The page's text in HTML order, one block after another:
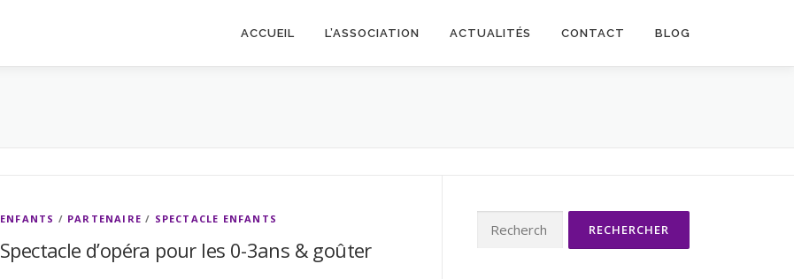
ACCUEIL L’ASSOCIATION ACTUALITÉS CONTACT BLOG
ENFANTS / PARTENAIRE / SPECTACLE ENFANTS
Spectacle d’opéra pour les 0-3ans & goûter